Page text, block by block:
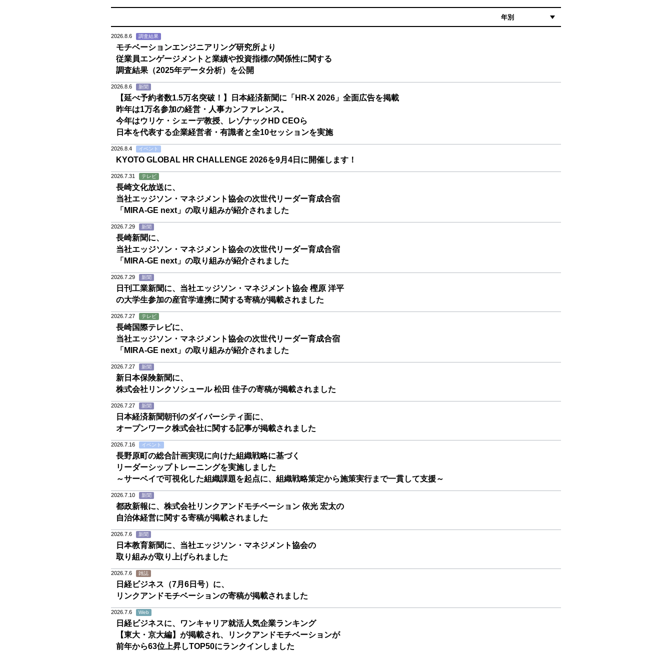
2026.8.6 調査結果
モチベーションエンジニアリング研究所より
従業員エンゲージメントと業績や投資指標の関係性に関する
調査結果（2025年データ分析）を公開
2026.8.6 新聞
【延べ予約者数1.5万名突破！】日本経済新聞に「HR-X 2026」全面広告を掲載
昨年は1万名参加の経営・人事カンファレンス。
今年はウリケ・シェーデ教授、レゾナックHD CEOら
日本を代表する企業経営者・有識者と全10セッションを実施
2026.8.4 イベント
KYOTO GLOBAL HR CHALLENGE 2026を9月4日に開催します！
2026.7.31 テレビ
長崎文化放送に、
当社エッジソン・マネジメント協会の次世代リーダー育成合宿
「MIRA-GE next」の取り組みが紹介されました
2026.7.29 新聞
長崎新聞に、
当社エッジソン・マネジメント協会の次世代リーダー育成合宿
「MIRA-GE next」の取り組みが紹介されました
2026.7.29 新聞
日刊工業新聞に、当社エッジソン・マネジメント協会 樫原 洋平
の大学生参加の産官学連携に関する寄稿が掲載されました
2026.7.27 テレビ
長崎国際テレビに、
当社エッジソン・マネジメント協会の次世代リーダー育成合宿
「MIRA-GE next」の取り組みが紹介されました
2026.7.27 新聞
新日本保険新聞に、
株式会社リンクソシュール 松田 佳子の寄稿が掲載されました
2026.7.27 新聞
日本経済新聞朝刊のダイバーシティ面に、
オープンワーク株式会社に関する記事が掲載されました
2026.7.16 イベント
長野原町の総合計画実現に向けた組織戦略に基づく
リーダーシップトレーニングを実施しました
～サーベイで可視化した組織課題を起点に、組織戦略策定から施策実行まで一貫して支援～
2026.7.10 新聞
都政新報に、株式会社リンクアンドモチベーション 依光 宏太の
自治体経営に関する寄稿が掲載されました
2026.7.6 新聞
日本教育新聞に、当社エッジソン・マネジメント協会の
取り組みが取り上げられました
2026.7.6 雑誌
日経ビジネス（7月6日号）に、
リンクアンドモチベーションの寄稿が掲載されました
2026.7.6 Web
日経ビジネスに、ワンキャリア就活人気企業ランキング
【東大・京大編】が掲載され、リンクアンドモチベーションが
前年から63位上昇しTOP50にランクインしました